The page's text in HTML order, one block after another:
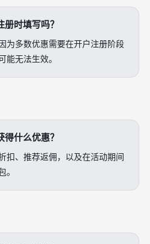
时填写吗？
为多数优惠需要在开户注册阶段
能无法生效。
什么优惠？
扣、推荐返佣，以及在活动期间
。